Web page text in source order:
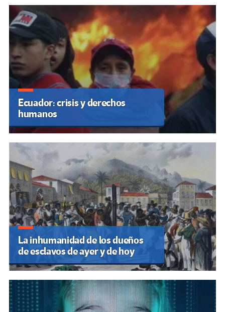
Ecuador: crisis y derechos
humanos
La inhumanidad de los dueños
de esclavos de ayer y de hoy